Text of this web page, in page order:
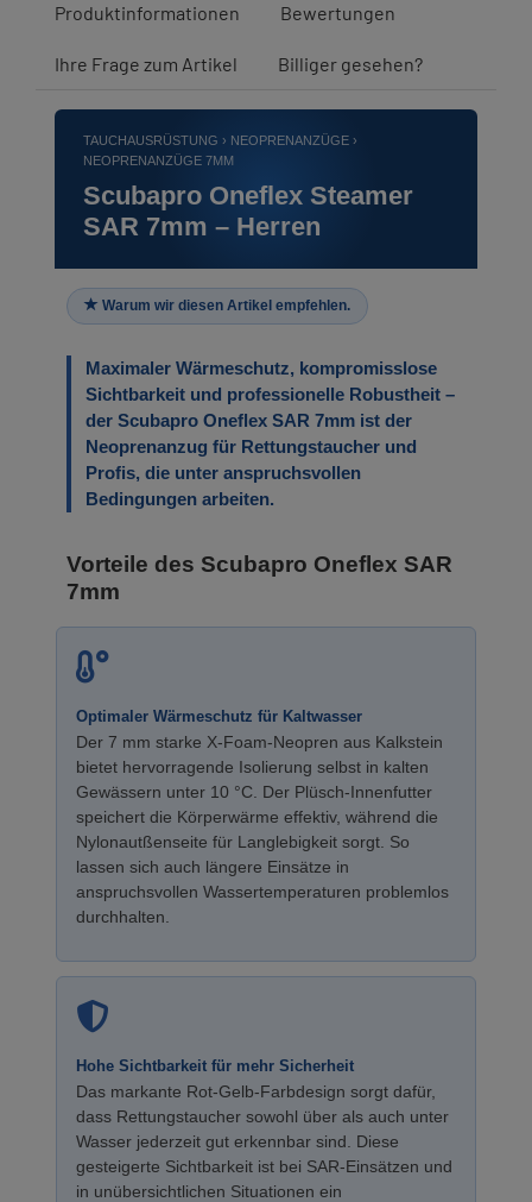
Produktinformationen Bewertungen
Ihre Frage zum Artikel Billiger gesehen?
TAUCHAUSRÜSTUNG › NEOPRENANZÜGE ›
NEOPRENANZÜGE 7MM
Scubapro Oneflex Steamer
SAR 7mm – Herren
Warum wir diesen Artikel empfehlen.
Maximaler Wärmeschutz, kompromisslose
Sichtbarkeit und professionelle Robustheit –
der Scubapro Oneflex SAR 7mm ist der
Neoprenanzug für Rettungstaucher und
Profis, die unter anspruchsvollen
Bedingungen arbeiten.
Vorteile des Scubapro Oneflex SAR
7mm
Optimaler Wärmeschutz für Kaltwasser
Der 7 mm starke X-Foam-Neopren aus Kalkstein
bietet hervorragende Isolierung selbst in kalten
Gewässern unter 10 °C. Der Plüsch-Innenfutter
speichert die Körperwärme effektiv, während die
Nylonautßenseite für Langlebigkeit sorgt. So
lassen sich auch längere Einsätze in
anspruchsvollen Wassertemperaturen problemlos
durchhalten.
Hohe Sichtbarkeit für mehr Sicherheit
Das markante Rot-Gelb-Farbdesign sorgt dafür,
dass Rettungstaucher sowohl über als auch unter
Wasser jederzeit gut erkennbar sind. Diese
gesteigerte Sichtbarkeit ist bei SAR-Einsätzen und
in unübersichtlichen Situationen ein